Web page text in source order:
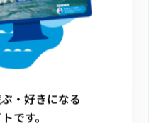
・好きになる
です。